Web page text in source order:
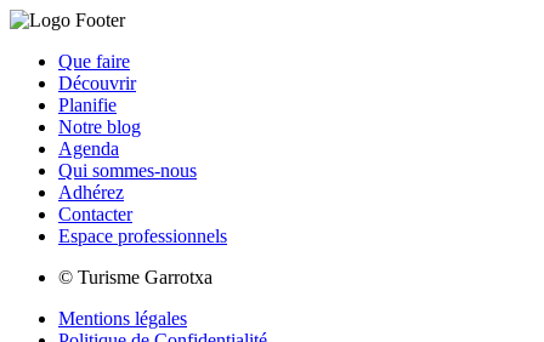
Que faire
Découvrir
Planifie
Notre blog
Agenda
Qui sommes-nous
Adhérez
Contacter
Espace professionnels
© Turisme Garrotxa
Mentions légales